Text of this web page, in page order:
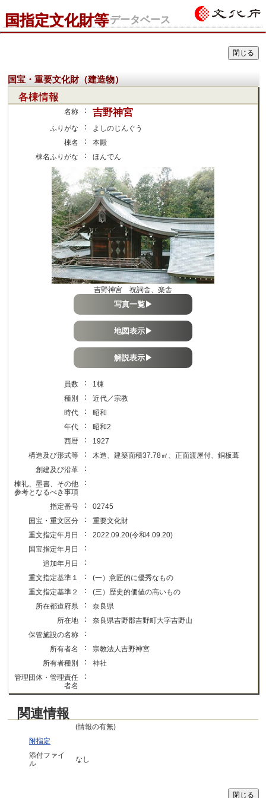
国指定文化財等データベース
国宝・重要文化財（建造物）
各棟情報
名称 ： 吉野神宮
ふりがな ：
よしのじんぐう
棟名
：
本殿
棟名ふりがな
： ほんでん
吉野神宮 祝詞舎、楽舎
写真一覧▶
地図表示▶
解説表示▶
員数 ：
1棟
種別
：
近代／宗教
時代
：
昭和
年代
：
昭和2
西暦
：
1927
構造及び形式等
：
木造、建築面積37.78㎡、正面渡屋付、銅板葺
創建及び沿革
：
棟礼、墨書、その他
参考となるべき事項
：
指定番号 ：
02745
国宝・重文区分
：
重要文化財
重文指定年月日
：
2022.09.20(令和4.09.20)
国宝指定年月日
：
追加年月日 ：
重文指定基準１ ：
(一）意匠的に優秀なもの
重文指定基準２
：
(三）歴史的価値の高いもの
所在都道府県
：
奈良県
所在地
：
奈良県吉野郡吉野町大字吉野山
保管施設の名称
：
所有者名 ：
宗教法人吉野神宮
所有者種別
：
神社
管理団体・管理責任
者名
：
関連情報
(情報の有無)
附指定
添付ファイ
ル
なし